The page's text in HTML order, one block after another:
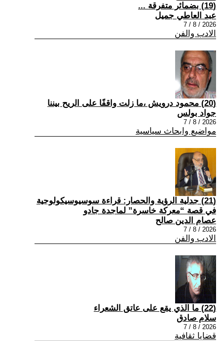
(19) بضمائر متفرقة ...
عبد العاطي جميل
2026 / 8 / 7
الادب والفن
(20) محمود درويش ،ما زلت واقفًا على الريح بيننا
جواد بولس
2026 / 8 / 7
مواضيع وابحاث سياسية
(21) جدلية الرؤية والحصار: قراءة سوسيوسيكولوجية
في قصة “معركة خاسرة” لماجدة جادو
عصام الدين صالح
2026 / 8 / 7
الادب والفن
(22) ما الذي يقع على عاتق الشعراء
سلام صادق
2026 / 8 / 7
قضايا ثقافية